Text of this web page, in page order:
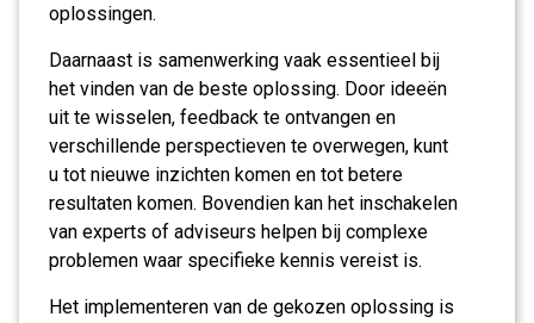
oplossingen.
Daarnaast is samenwerking vaak essentieel bij
het vinden van de beste oplossing. Door ideeën
uit te wisselen, feedback te ontvangen en
verschillende perspectieven te overwegen, kunt
u tot nieuwe inzichten komen en tot betere
resultaten komen. Bovendien kan het inschakelen
van experts of adviseurs helpen bij complexe
problemen waar specifieke kennis vereist is.
Het implementeren van de gekozen oplossing is